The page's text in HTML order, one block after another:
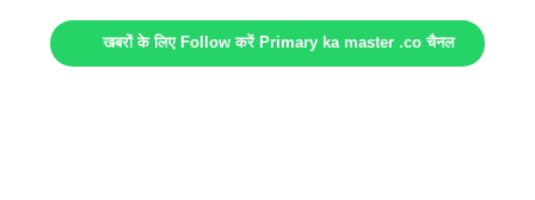
खबरों के लिए Follow करें Primary ka master .co चैनल